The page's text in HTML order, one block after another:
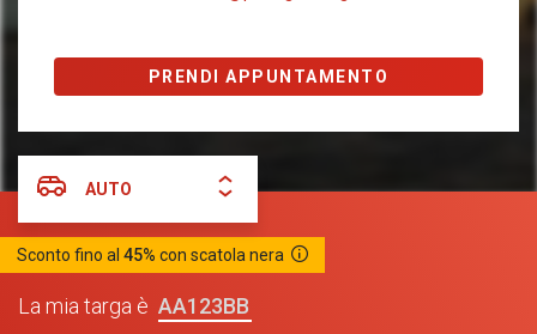
PRENDI APPUNTAMENTO
AUTO
Sconto fino al 45% con scatola nera
La mia targa è
AA123BB